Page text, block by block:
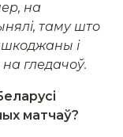
на
таму што
і
гледачоў.
матчаў?